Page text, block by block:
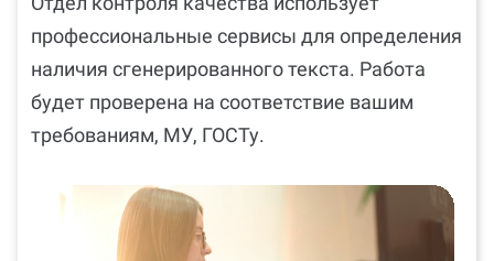
профессиональные сервисы для определения
наличия сгенерированного текста. Работа
будет проверена на соответствие вашим
требованиям, МУ, ГОСТу.